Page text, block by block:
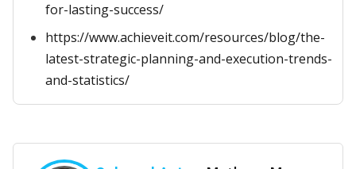
for-lasting-success/
https://www.achieveit.com/resources/blog/the-
latest-strategic-planning-and-execution-trends-
and-statistics/